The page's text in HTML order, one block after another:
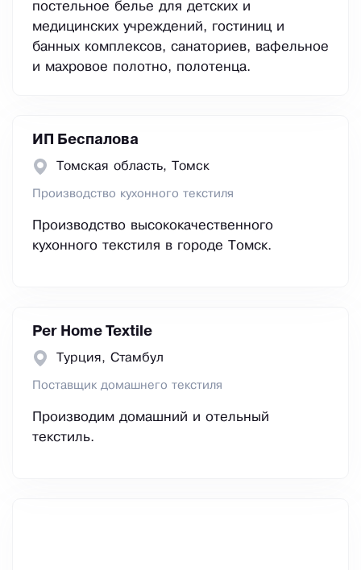
постельное белье для детских и
медицинских учреждений, гостиниц и
банных комплексов, санаториев, вафельное
и махровое полотно, полотенца.
ИП Беспалова
Томская область, Томск
Производство кухонного текстиля
Производство высококачественного
кухонного текстиля в городе Томск.
Per Home Textile
Турция, Стамбул
Поставщик домашнего текстиля
Производим домашний и отельный
текстиль.